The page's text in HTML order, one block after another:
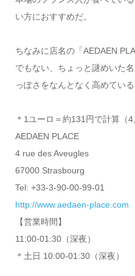
い方におすすめだ。
ちなみに店名の「AEDAEN
でもない、ちょっと謎めいた
っぽさをなんとなく高めている
＊1ユーロ＝約131円で計算（4
AEDAEN PLACE
4 rue des Aveugles
67000 Strasbourg
Tel: +33-3-90-00-99-01
http://www.aedaen-place.com
【営業時間】
11:00-01:30（深夜）
＊土日 10:00-01:30（深夜）